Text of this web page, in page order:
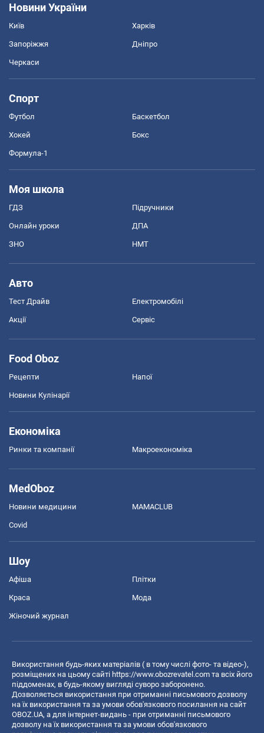
Новини України
Київ Харків
Запоріжжя Дніпро
Черкаси
Спорт
Футбол Баскетбол
Хокей Бокс
Формула-1
Моя школа
ГДЗ Підручники
Онлайн уроки ДПА
ЗНО НМТ
Авто
Тест Драйв Електромобілі
Акції Сервіс
Food Oboz
Рецепти Напої
Новини Кулінарії
Економіка
Ринки та компанії Макроекономіка
MedOboz
Новини медицини MAMACLUB
Covid
Шоу
Афіша Плітки
Краса Мода
Жіночий журнал
Використання будь-яких матеріалів ( в тому числі фото- та відео-),
розміщених на цьому сайті https://www.obozrevatel.com та всіх його
піддоменах, в будь-якому вигляді суворо заборонено.
Дозволяється використання при отриманні письмового дозволу
на їх використання та за умови обов'язкового посилання на сайт
OBOZ.UA, а для інтернет-видань - при отриманні письмового
дозволу на їх використання та за умови обов'язкового